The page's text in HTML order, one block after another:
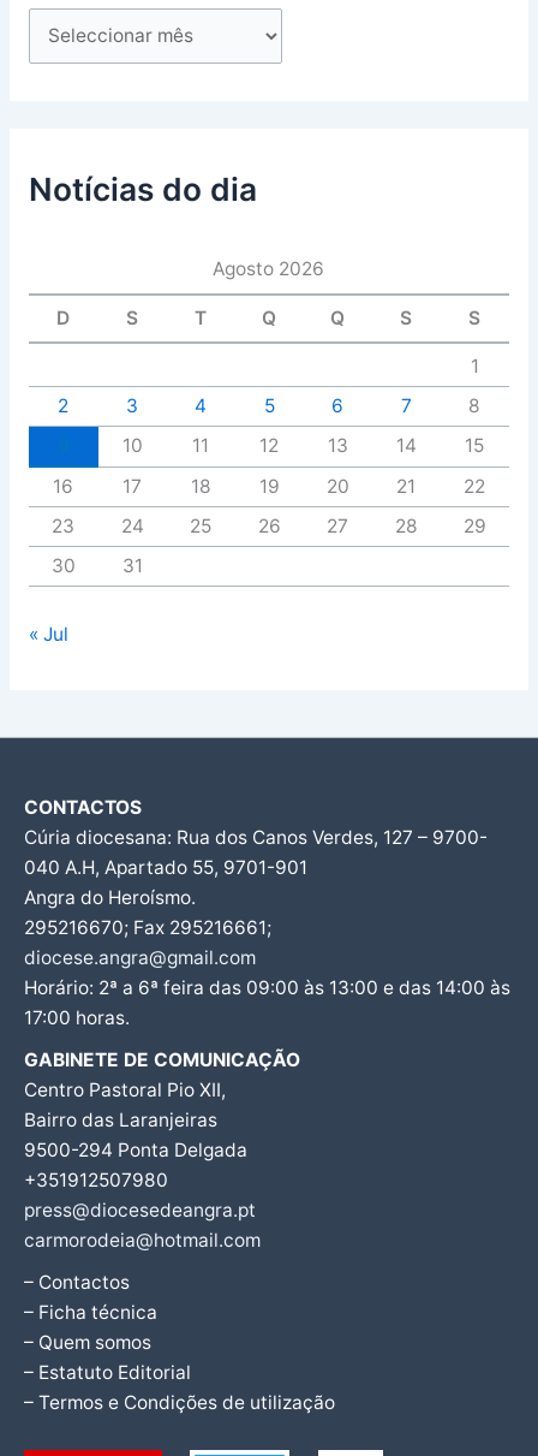
Notícias do dia
Agosto 2026
D S T Q Q S S
1
2
3 4 5 6 7
8
10 11 12 13 14
15
16
17 18 19 20 21
22
23
24 25 26 27 28
29
30
31
« Jul
CONTACTOS
Cúria diocesana: Rua dos Canos Verdes, 127 – 9700-
040 A.H, Apartado 55, 9701-901
Angra do Heroísmo.
295216670; Fax 295216661;
diocese.angra@gmail.com
Horário: 2ª a 6ª feira das 09:00 às 13:00 e das 14:00 às
17:00 horas.
GABINETE DE COMUNICAÇÃO
Centro Pastoral Pio XII,
Bairro das Laranjeiras
9500-294 Ponta Delgada
+351912507980
press@diocesedeangra.pt
carmorodeia@hotmail.com
– Contactos
– Ficha técnica
– Quem somos
– Estatuto Editorial
– Termos e Condições de utilização